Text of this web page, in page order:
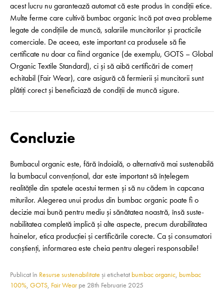
acest lucru nu garantează automat că este produs în condiții etice.
Multe ferme care cultivă bumbac organic încă pot avea probleme
legate de condițiile de muncă, salariile muncitorilor și practicile
comerciale. De aceea, este important ca produsele să fie
certificate nu doar ca fiind organice (de exemplu, GOTS – Global
Organic Textile Standard), ci și să aibă certificări de comerț
echitabil (Fair Wear), care asigură că fermierii și muncitorii sunt
plătiți corect și beneficiază de condiții de muncă sigure.
Concluzie
Bumbacul organic este, fără îndoială, o alternativă mai sustenabilă
la bumbacul convențional, dar este important să înțelegem
realitățile din spatele acestui termen și să nu cădem în capcana
miturilor. Alegerea unui produs din bumbac organic poate fi o
decizie mai bună pentru mediu și sănătatea noastră, însă suste­
nabi­litatea completă implică și alte aspecte, precum durabilitatea
hainelor, etica producției și certificările corecte. Ca și consumatori
conștienți, informarea este cheia pentru alegeri responsabile!
Publicat în Resurse sustenabilitate și etichetat bumbac organic, bumbac
100%, GOTS, Fair Wear pe 28th Februarie 2025